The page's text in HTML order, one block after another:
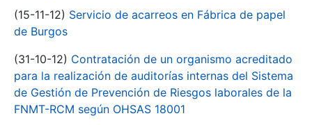
(15-11-12) Servicio de acarreos en Fábrica de papel
de Burgos
(31-10-12) Contratación de un organismo acreditado
para la realización de auditorías internas del Sistema
de Gestión de Prevención de Riesgos laborales de la
FNMT-RCM según OHSAS 18001